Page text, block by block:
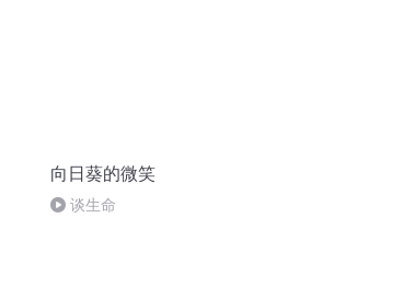
向日葵的微笑
谈生命